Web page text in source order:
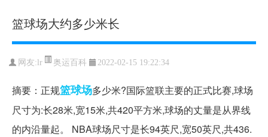
篮球场大约多少米长
网友:lr 奥运百科 2022-02-15 19:22:34
摘要：正规篮球场多少米?国际篮联主要的正式比赛,球场
尺寸为:长28米,宽15米,共420平方米,球场的丈量是从界线
的内沿量起。 NBA球场尺寸是长94英尺,宽50英尺,共436.